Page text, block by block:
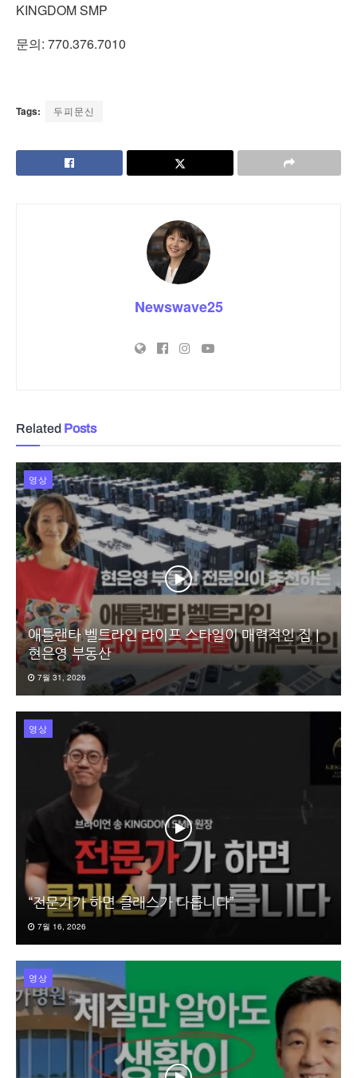
KINGDOM SMP
문의: 770.376.7010
Tags: 두피문신
Newswave25
Related Posts
영상
애틀랜타 벨트라인 라이프 스타일이 매력적인 집 |
현은영 부동산
7월 31, 2026
영상
“전문가가 하면 클래스가 다릅니다”
7월 16, 2026
영상